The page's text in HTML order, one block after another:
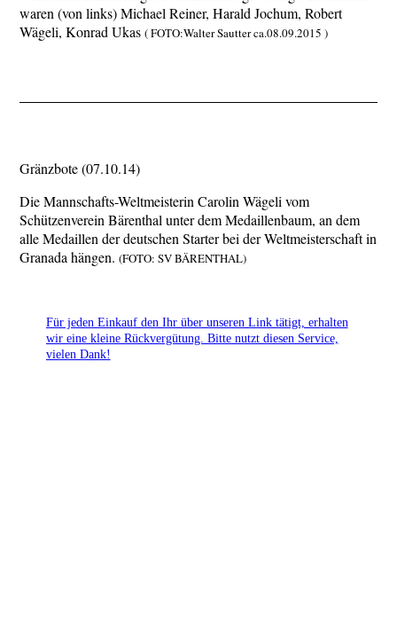
waren (von links) Michael Reiner, Harald Jochum, Robert
Wägeli, Konrad Ukas ( FOTO:Walter Sautter ca.08.09.2015 )
Gränzbote (07.10.14)
Die Mannschafts-Weltmeisterin Carolin Wägeli vom
Schützenverein Bärenthal unter dem Medaillenbaum, an dem
alle Medaillen der deutschen Starter bei der Weltmeisterschaft in
Granada hängen. (FOTO: SV BÄRENTHAL)
Für jeden Einkauf den Ihr über unseren Link tätigt, erhalten
wir eine kleine Rückvergütung. Bitte nutzt diesen Service,
vielen Dank!